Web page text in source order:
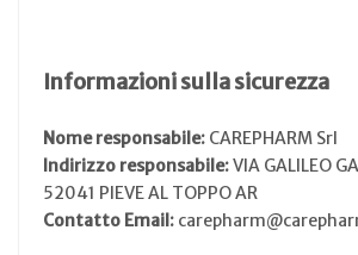
Informazioni sulla sicurezza
Nome responsabile: CAREPHARM Srl
Indirizzo responsabile:VIA GALILEO
52041 PIEVE AL TOPPO AR
Contatto Email: